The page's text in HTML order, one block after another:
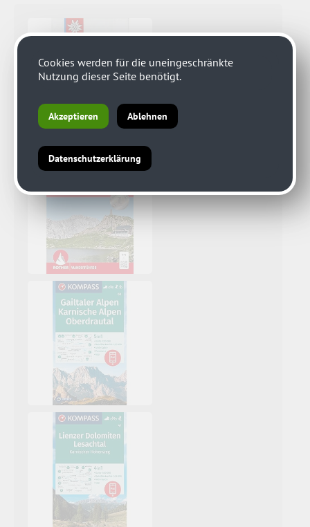
Cookies werden für die uneingeschränkte
Nutzung dieser Seite benötigt.
Akzeptieren Ablehnen
Datenschutzerklärung